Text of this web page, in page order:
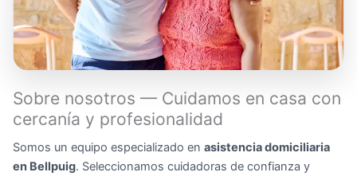
Sobre nosotros — Cuidamos en casa con
cercanía y profesionalidad
Somos un equipo especializado en asistencia domiciliaria
en Bellpuig. Seleccionamos cuidadoras de confianza y